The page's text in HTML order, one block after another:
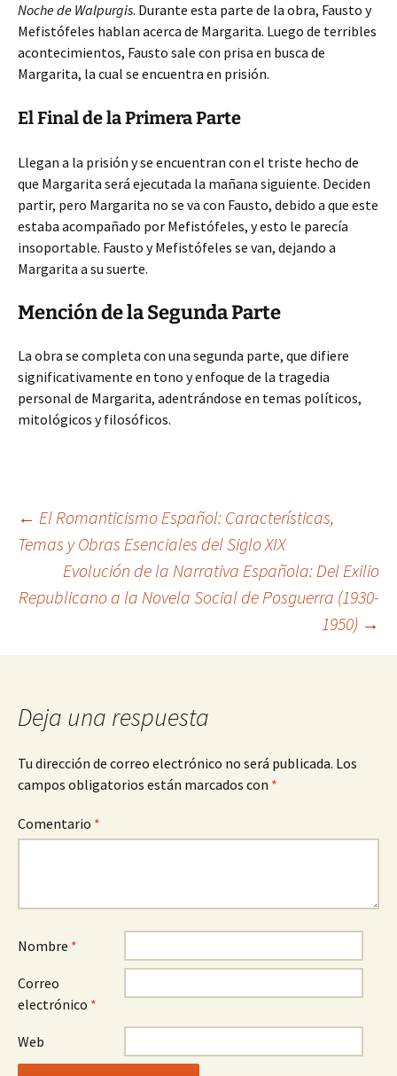
Noche de Walpurgis. Durante esta parte de la obra, Fausto y
Mefistófeles hablan acerca de Margarita. Luego de terribles
acontecimientos, Fausto sale con prisa en busca de
Margarita, la cual se encuentra en prisión.
El Final de la Primera Parte
Llegan a la prisión y se encuentran con el triste hecho de
que Margarita será ejecutada la mañana siguiente. Deciden
partir, pero Margarita no se va con Fausto, debido a que este
estaba acompañado por Mefistófeles, y esto le parecía
insoportable. Fausto y Mefistófeles se van, dejando a
Margarita a su suerte.
Mención de la Segunda Parte
La obra se completa con una segunda parte, que difiere
significativamente en tono y enfoque de la tragedia
personal de Margarita, adentrándose en temas políticos,
mitológicos y filosóficos.
Navegación
de
entradas
← El Romanticismo Español: Características,
Temas y Obras Esenciales del Siglo XIX
Evolución de la Narrativa Española: Del Exilio
Republicano a la Novela Social de Posguerra (1930-
1950) →
Deja una respuesta
Tu dirección de correo electrónico no será publicada. Los
campos obligatorios están marcados con *
Comentario *
Nombre *
Correo
electrónico *
Web